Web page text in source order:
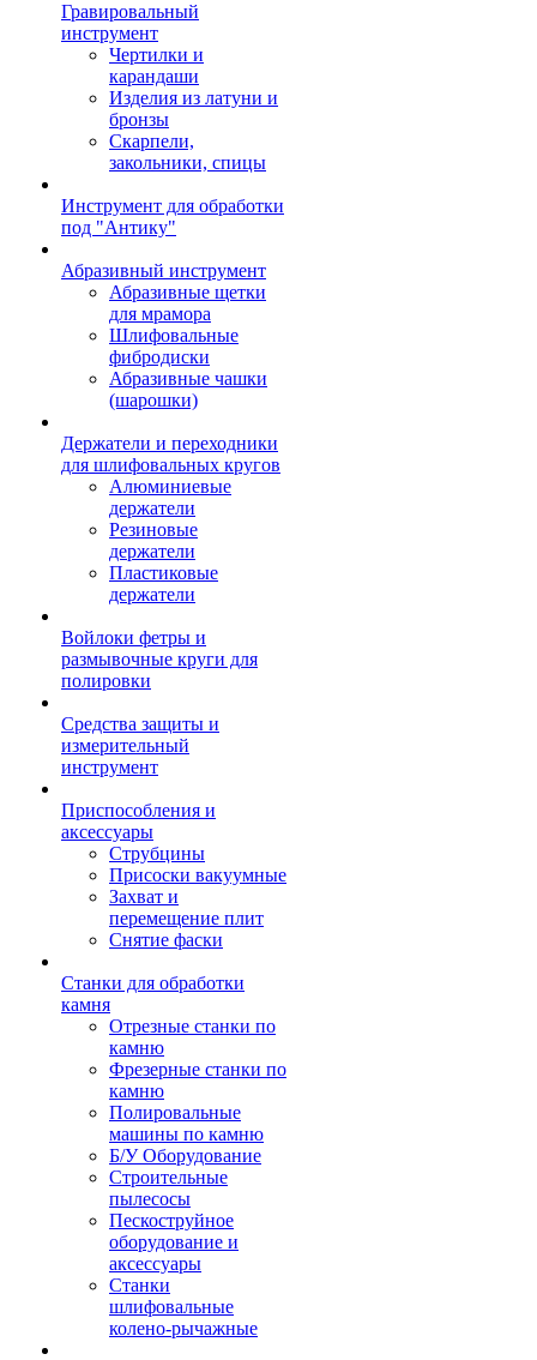
Гравировальный
инструмент
Чертилки и
карандаши
Изделия из латуни и
бронзы
Скарпели,
закольники, спицы
Инструмент для обработки
под "Антику"
Абразивный инструмент
Абразивные щетки
для мрамора
Шлифовальные
фибродиски
Абразивные чашки
(шарошки)
Держатели и переходники
для шлифовальных кругов
Алюминиевые
держатели
Резиновые
держатели
Пластиковые
держатели
Войлоки фетры и
размывочные круги для
полировки
Средства защиты и
измерительный
инструмент
Приспособления и
аксессуары
Струбцины
Присоски вакуумные
Захват и
перемещение плит
Снятие фаски
Станки для обработки
камня
Отрезные станки по
камню
Фрезерные станки по
камню
Полировальные
машины по камню
Б/У Оборудование
Строительные
пылесосы
Пескоструйное
оборудование и
аксессуары
Станки
шлифовальные
колено-рычажные